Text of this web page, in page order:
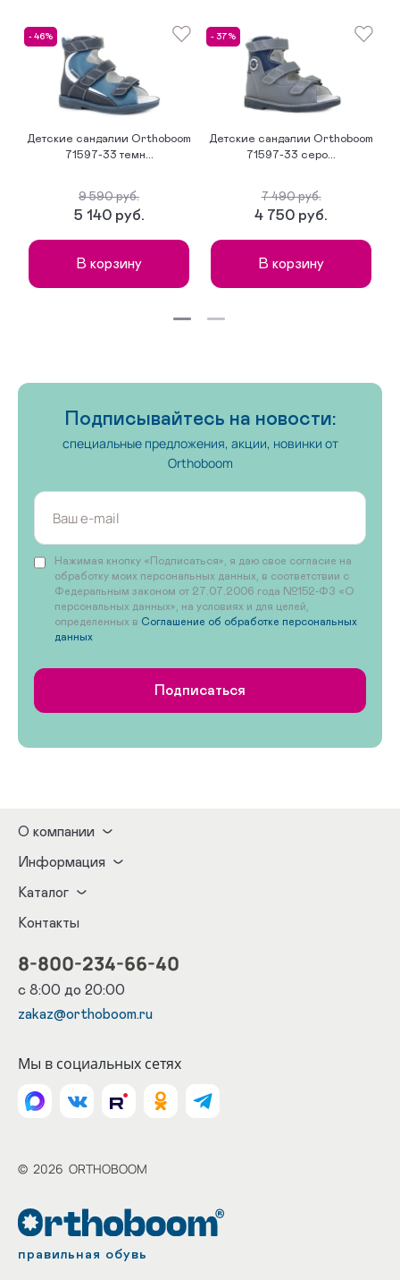
- 46%
Детские сандалии Orthoboom
71597-33 темн...
9 590 руб.
5 140 руб.
В корзину
- 37%
Детские сандалии Orthoboom
71597-33 серо...
7 490 руб.
4 750 руб.
В корзину
Подписывайтесь на новости:
специальные предложения, акции, новинки от
Orthoboom
Нажимая кнопку «Подписаться», я даю свое согласие на
обработку моих персональных данных, в соответствии с
Федеральным законом от 27.07.2006 года №152-ФЗ «О
персональных данных», на условиях и для целей,
определенных в Соглашение об обработке персональных
данных
Подписаться
О компании
Информация
Каталог
Контакты
8-800-234-66-40
с 8:00 до 20:00
zakaz@orthoboom.ru
Мы в социальных сетях
© 2026 ORTHOBOOM
правильная обувь